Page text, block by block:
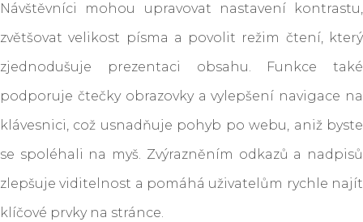
Návštěvníci mohou upravovat nastavení kontrastu,
zvětšovat velikost písma a povolit režim čtení, který
zjednodušuje prezentaci obsahu. Funkce také
podporuje čtečky obrazovky a vylepšení navigace na
klávesnici, což usnadňuje pohyb po webu, aniž byste
se spoléhali na myš. Zvýrazněním odkazů a nadpisů
zlepšuje viditelnost a pomáhá uživatelům rychle najít
klíčové prvky na stránce.